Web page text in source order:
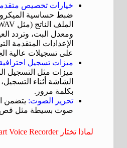
خيارات تخصيص
ضبط حساسية
ومعدل البت، وتردد
الإعدادات المتقدمة
على تسجيلات عالية
ميزات تسجيل
ميزات مثل التسجيل
الشاشة أثناء
بكلمة مرور.
تحرير الصوت: يتضمن
صوت بسيطة مثل قص
لماذا تختار Smart Voice Recorder؟